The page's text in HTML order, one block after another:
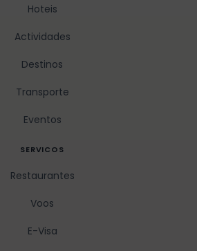
Hoteis
Actividades
Destinos
Transporte
Eventos
SERVICOS
Restaurantes
Voos
E-Visa